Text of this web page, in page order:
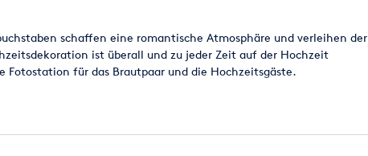
schaffen eine romantische Atmosphäre und verleihen der
ist überall und zu jeder Zeit auf der Hochzeit
Fotostation für das Brautpaar und die Hochzeitsgäste.
mieten Sie sich eine außergewöhnliche
Love Buchstaben.